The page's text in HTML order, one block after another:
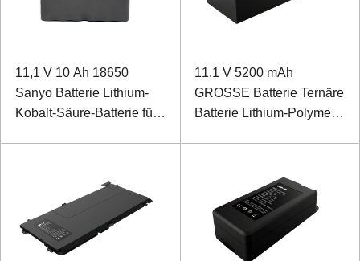
11,1 V 10 Ah 18650
Sanyo Batterie Lithium-
Kobalt-Säure-Batterie für
11.1 V 5200 mAh
GROSSE Batterie Ternäre
Batterie Lithium-Polymer-